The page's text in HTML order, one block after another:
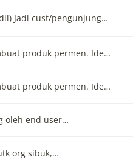
Jadi cust/pengunjung…
produk permen. Ide…
produk permen. Ide…
oleh end user…
org sibuk,…